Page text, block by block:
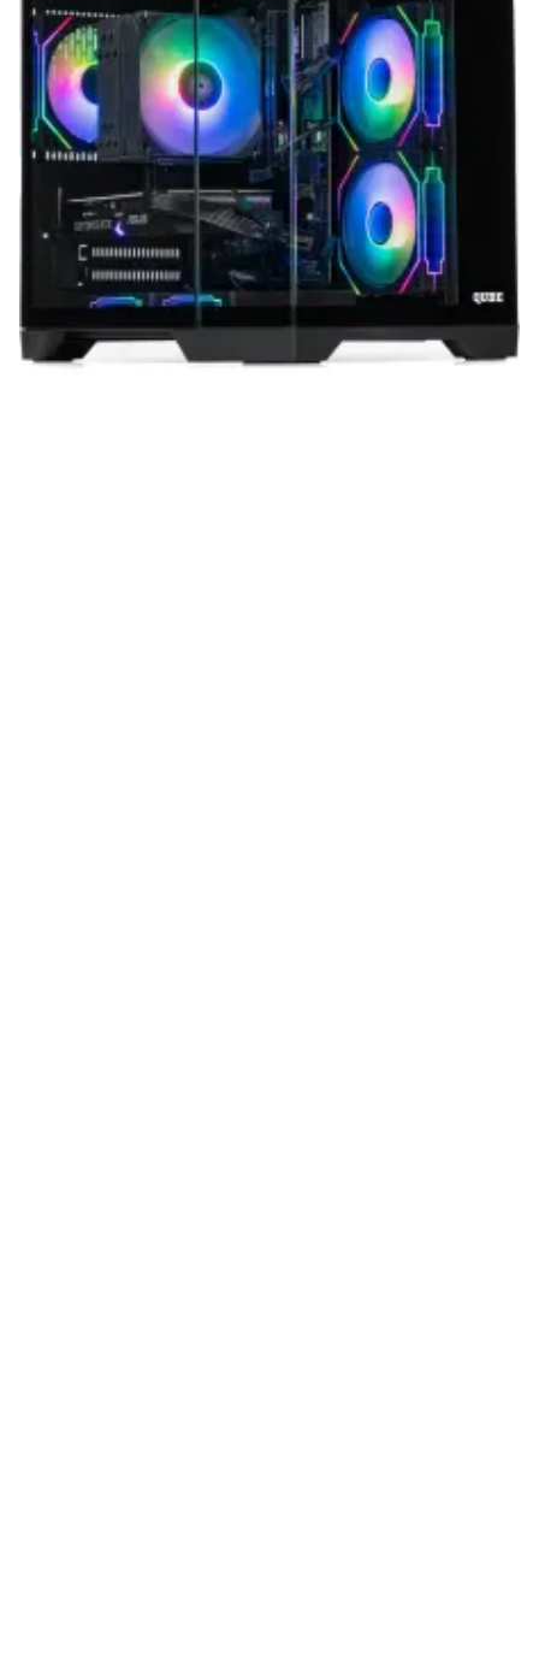
нашей продукции. Мы уверены, что
приобретенная вами техника будет служить
вам долгие годы при соблюдении правил
эксплуатации и хранения.
Artline комп'ютери